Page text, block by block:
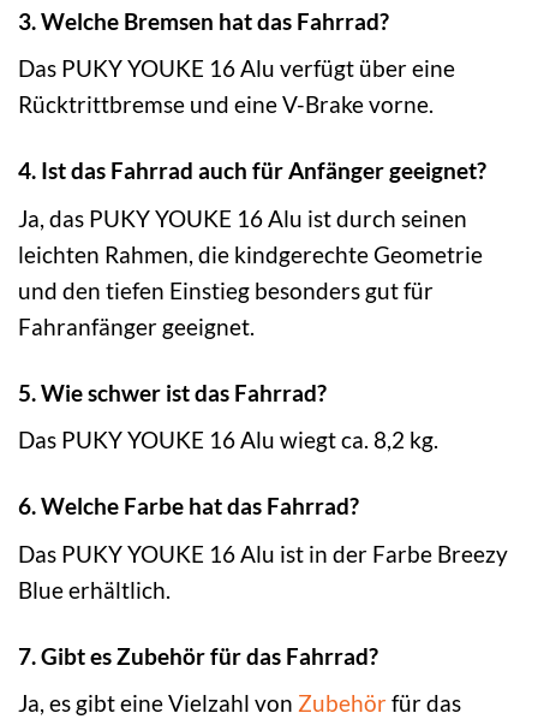
3. Welche Bremsen hat das Fahrrad?
Das PUKY YOUKE 16 Alu verfügt über eine
Rücktrittbremse und eine V-Brake vorne.
4. Ist das Fahrrad auch für Anfänger geeignet?
Ja, das PUKY YOUKE 16 Alu ist durch seinen
leichten Rahmen, die kindgerechte Geometrie
und den tiefen Einstieg besonders gut für
Fahranfänger geeignet.
5. Wie schwer ist das Fahrrad?
Das PUKY YOUKE 16 Alu wiegt ca. 8,2 kg.
6. Welche Farbe hat das Fahrrad?
Das PUKY YOUKE 16 Alu ist in der Farbe Breezy
Blue erhältlich.
7. Gibt es Zubehör für das Fahrrad?
Ja, es gibt eine Vielzahl von Zubehörfür das